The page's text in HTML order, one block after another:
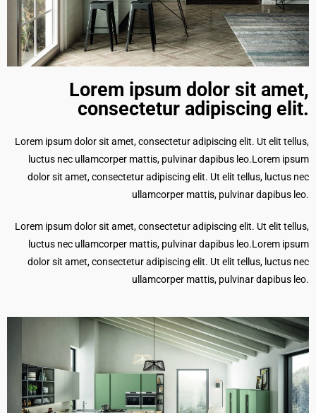
Lorem ipsum dolor sit amet,
consectetur adipiscing elit.​
Lorem ipsum dolor sit amet, consectetur adipiscing elit. Ut elit tellus,
luctus nec ullamcorper mattis, pulvinar dapibus leo.Lorem ipsum
dolor sit amet, consectetur adipiscing elit. Ut elit tellus, luctus nec
ullamcorper mattis, pulvinar dapibus leo.
Lorem ipsum dolor sit amet, consectetur adipiscing elit. Ut elit tellus,
luctus nec ullamcorper mattis, pulvinar dapibus leo.Lorem ipsum
dolor sit amet, consectetur adipiscing elit. Ut elit tellus, luctus nec
ullamcorper mattis, pulvinar dapibus leo.